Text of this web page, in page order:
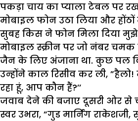
पकड़ा चाय का प्याला टेबल पर
मोबाइल फोन उठा लिया और होंठों
सुबह किस ने फोन मिला दिया
मोबाइल स्क्रीन पर जो नंबर चमक
जैन के लिए अंजाना था. कुछ पल
उन्होंने काल रिसीव कर ली,
रहा हूं, आप कौन हैं?’’
जवाब देने की बजाए दूसरी ओर से
स्वर उभरा, ”गुड मार्निंग